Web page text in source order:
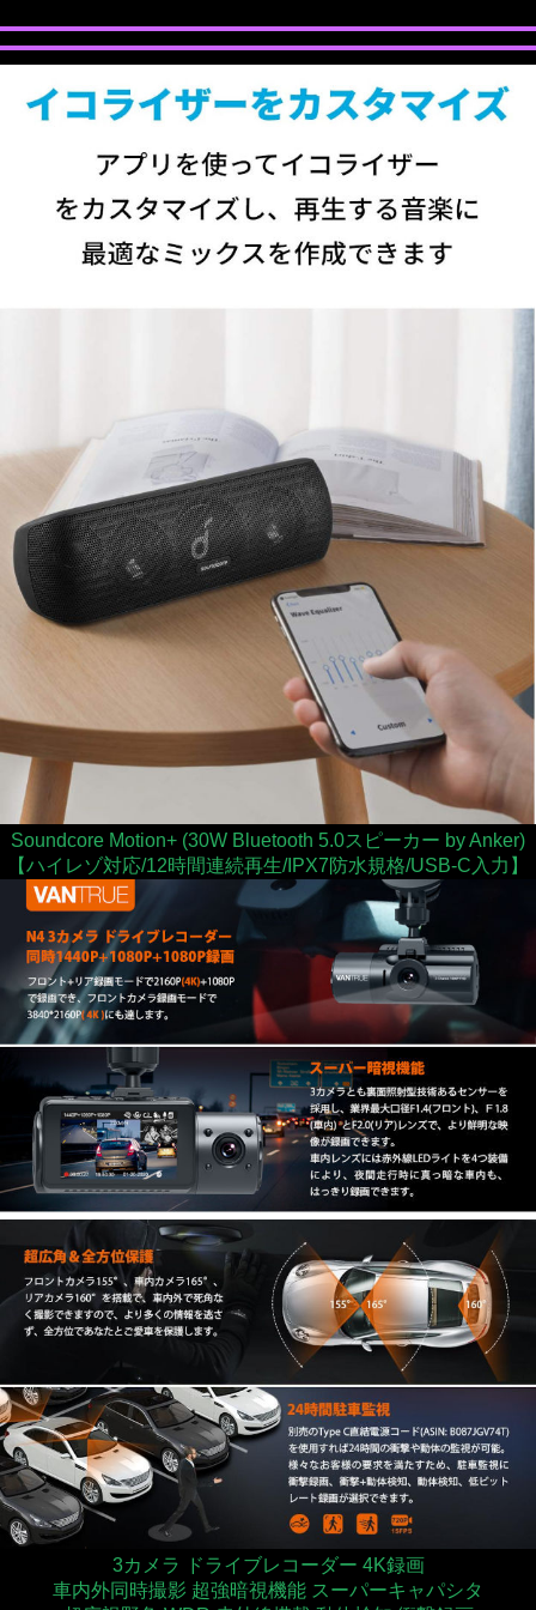
Soundcore Motion+ (30W Bluetooth 5.0スピーカー by Anker)
【ハイレゾ対応/12時間連続再生/IPX7防水規格/USB-C入力】
3カメラ ドライブレコーダー 4K録画
車内外同時撮影 超強暗視機能 スーパーキャパシタ